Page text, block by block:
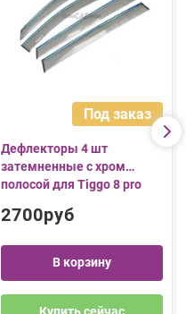
Под заказ
Дефлекторы 4 шт
затемненные с хром
полосой для Tiggo 8 pro
2700руб
В корзину